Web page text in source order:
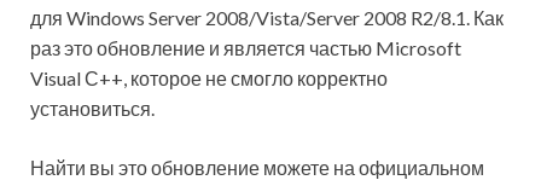
для Windows Server 2008/Vista/Server 2008 R2/8.1. Как
раз это обновление и является частью Microsoft
Visual С++, которое не смогло корректно
установиться.
Найти вы это обновление можете на официальном